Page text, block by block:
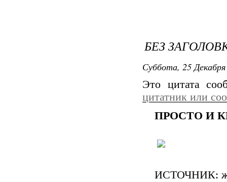
БЕЗ
Суббота, 25
Это цитата
цитатник или
ПРОСТО И
ИСТОЧНИК: